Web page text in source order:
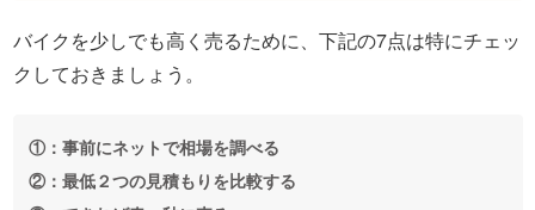
バイクを少しでも高く売るために、下記の7点は特にチェッ
クしておきましょう。
①：事前にネットで相場を調べる
②：最低２つの見積もりを比較する